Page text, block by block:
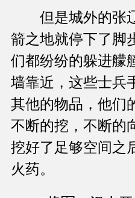
但是城外的张辽
箭之地就停下了脚
们都纷纷的躲进艨
墙靠近，这些士兵
其他的物品，他们
不断的挖，不断的
挖好了足够空间之
火药。